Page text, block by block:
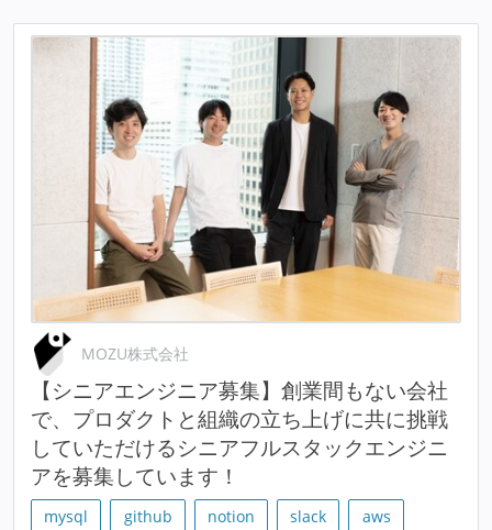
MOZU株式会社
【シニアエンジニア募集】創業間もない会社
で、プロダクトと組織の立ち上げに共に挑戦
していただけるシニアフルスタックエンジニ
アを募集しています！
mysql github notion slack
aws